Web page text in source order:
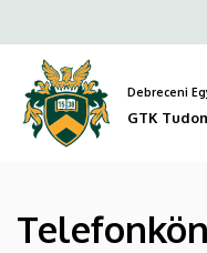
GTK
Tudományos
Diákkör
a
tartalomra
Debreceni
GTK